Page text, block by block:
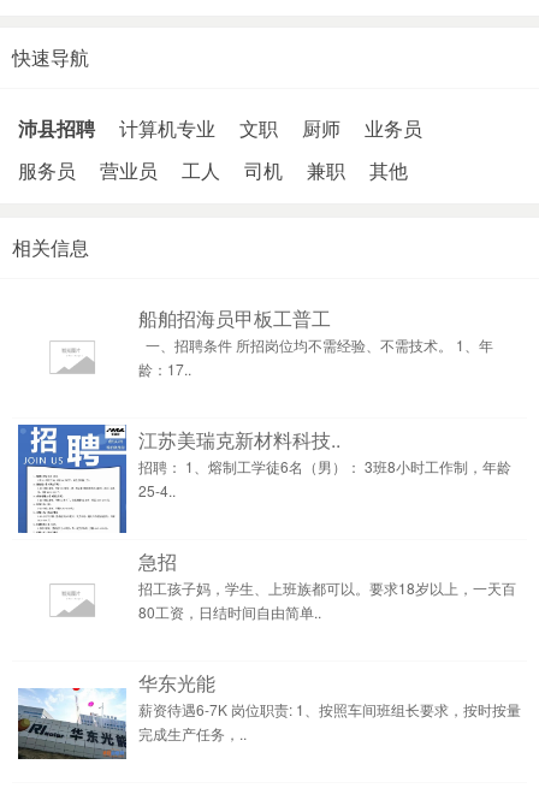
快速导航
沛县招聘 计算机专业 文职 厨师
业务员
服务员
营业员 工人 司机 兼职 其他
相关信息
船舶招海员甲板工普工
一、招聘条件 所招岗位均不需经验、不需技术。 1、年
龄：17..
江苏美瑞克新材料科技..
招聘： 1、熔制工学徒6名（男）： 3班8小时工作制，年龄
25-4..
急招
招工孩子妈，学生、上班族都可以。要求18岁以上，一天百
80工资，日结时间自由简单..
华东光能
薪资待遇6-7K 岗位职责: 1、按照车间班组长要求，按时按量
完成生产任务，..